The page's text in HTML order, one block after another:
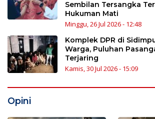
Sembilan Tersangka
Hukuman Mati
Minggu, 26 Jul 2026 - 12:48
Komplek DPR di
Warga, Puluhan
Terjaring
Kamis, 30 Jul 2026 - 15:09
Opini